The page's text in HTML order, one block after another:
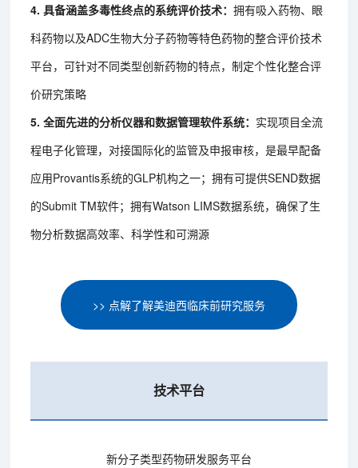
4. 具备涵盖多毒性终点的系统评价技术：拥有吸入药物、眼
科药物以及ADC生物大分子药物等特色药物的整合评价技术
平台，可针对不同类型创新药物的特点，制定个性化整合评
价研究策略
5. 全面先进的分析仪器和数据管理软件系统： 实现项目全流
程电子化管理，对接国际化的监管及申报审核，是最早配备
应用Provantis系统的GLP机构之一；拥有可提供SEND数据
的Submit TM软件；拥有Watson LIMS数据系统，确保了生
物分析数据高效率、科学性和可溯源
>> 点解了解美迪西临床前研究服务
技术平台
新分子类型药物研发服务平台